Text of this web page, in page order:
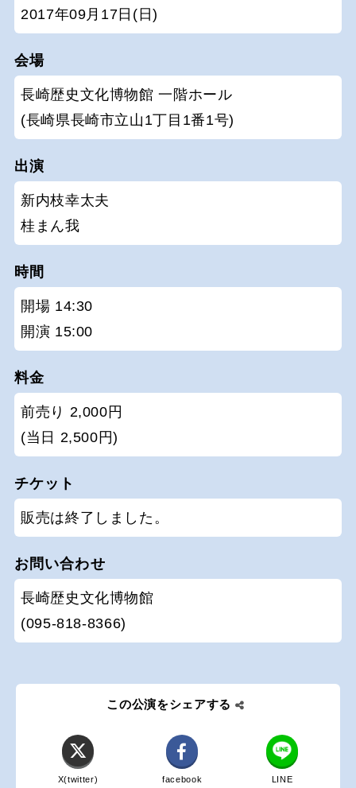
2017年09月17日(日)
会場
長崎歴史文化博物館 一階ホール
(長崎県長崎市立山1丁目1番1号)
出演
新内枝幸太夫
桂まん我
時間
開場 14:30
開演 15:00
料金
前売り 2,000円
(当日 2,500円)
チケット
販売は終了しました。
お問い合わせ
長崎歴史文化博物館
(095-818-8366)
この公演をシェアする
X(twitter) facebook LINE